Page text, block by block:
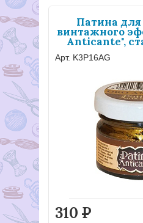
Патина
винтажного
Anticante",
Арт. K3P16AG
310 Р